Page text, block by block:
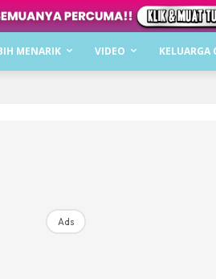
MENARIK VIDEO KELUARGA
Ads